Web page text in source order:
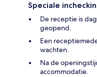
Speciale
De receptie is
geopend.
Een
wachten.
Na de
accommodatie.